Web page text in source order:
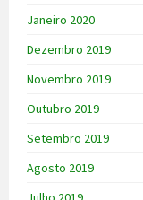
Janeiro 2020
Dezembro 2019
Novembro 2019
Outubro 2019
Setembro 2019
Agosto 2019